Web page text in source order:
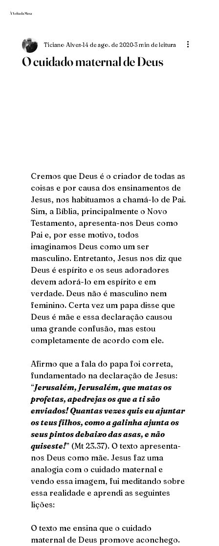
À Volta da Mesa
O cuidado maternal de Deus
Ticiano Alves 14 de ago. de 2020 3 min de leitura
Cremos que Deus é o criador de todas as
coisas e por causa dos ensinamentos de
Jesus, nos habituamos a chamá-lo de Pai.
Sim, a Bíblia, principalmente o Novo
Testamento, apresenta-nos Deus como
Pai e, por esse motivo, todos
imaginamos Deus como um ser
masculino. Entretanto, Jesus nos diz que
Deus é espírito e os seus adoradores
devem adorá-lo em espírito e em
verdade. Deus não é masculino nem
feminino. Certa vez um papa disse que
Deus é mãe e essa declaração causou
uma grande confusão, mas estou
completamente de acordo com ele.
Afirmo que a fala do papa foi correta,
fundamentado na declaração de Jesus:
“Jerusalém, Jerusalém, que matas os
profetas, apedrejas os que a ti são
enviados! Quantas vezes quis eu ajuntar
os teus filhos, como a galinha ajunta os
seus pintos debaixo das asas, e não
quiseste!” (Mt 23.37). O texto apresenta-
nos Deus como mãe. Jesus faz uma
analogia com o cuidado maternal e
vendo essa imagem, fui meditando sobre
essa realidade e aprendi as seguintes
lições:
O texto me ensina que o cuidado
maternal de Deus promove aconchego.